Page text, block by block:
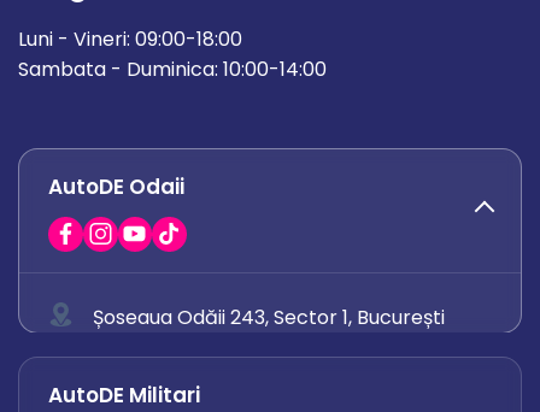
Luni - Vineri: 09:00-18:00
Sambata - Duminica: 10:00-14:00
AutoDE Odaii
Șoseaua Odăii 243, Sector 1, București
0758 671 921
0742 444 194
AutoDE Militari